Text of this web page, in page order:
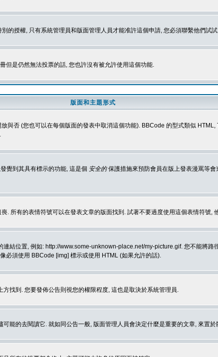
的授權, 只有系統管理員和版面管理人員才能准許這個申請, 您必須聯繫他們試
但是仍然無法投票的話, 您也許沒有被允許使用這個功能.
版面和主題形式
與否 (您也可以在每個版面的發表中取消這個功能). BBCode 的型式類似
覺到其具有標示的功能, 這是個 安全的保護措施來預防會員在版上發表漫罵等
. 所有的表情符號可以在發表文章的版面找到. 試著不要過度使用這個表情符號
結位置, 例如: http://www.some-unknown-place.net/my-picture.gif. 您不能將
必須使用 BBCode [img] 標示或使用 HTML (如果允許的話).
找到. 您要發佈公告則視您的權限程度, 這也是取決於系統管理員.
能的去閱讀它. 就如同公告一般, 版面管理人員會決定什麼是重要的文章, 來置於